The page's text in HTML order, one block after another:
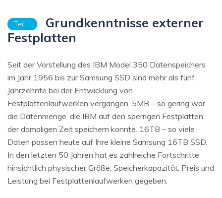
Teil 1
Grundkenntnisse externer
Festplatten
Seit der Vorstellung des IBM Model 350 Datenspeichers
im Jahr 1956 bis zur Samsung SSD sind mehr als fünf
Jahrzehnte bei der Entwicklung von
Festplattenlaufwerken vergangen. 5MB – so gering war
die Datenmenge, die IBM auf den sperrigen Festplatten
der damaligen Zeit speichern konnte. 16TB – so viele
Daten passen heute auf Ihre kleine Samsung 16TB SSD.
In den letzten 50 Jahren hat es zahlreiche Fortschritte
hinsichtlich physischer Größe, Speicherkapazität, Preis und
Leistung bei Festplattenlaufwerken gegeben.